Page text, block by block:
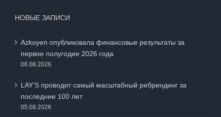
НОВЫЕ ЗАПИСИ
Azkoyen опубликовала финансовые результаты за
первое полугодие 2026 года
06.08.2026
LAY’S проводит самый масштабный ребрендинг за
последние 100 лет
05.08.2026